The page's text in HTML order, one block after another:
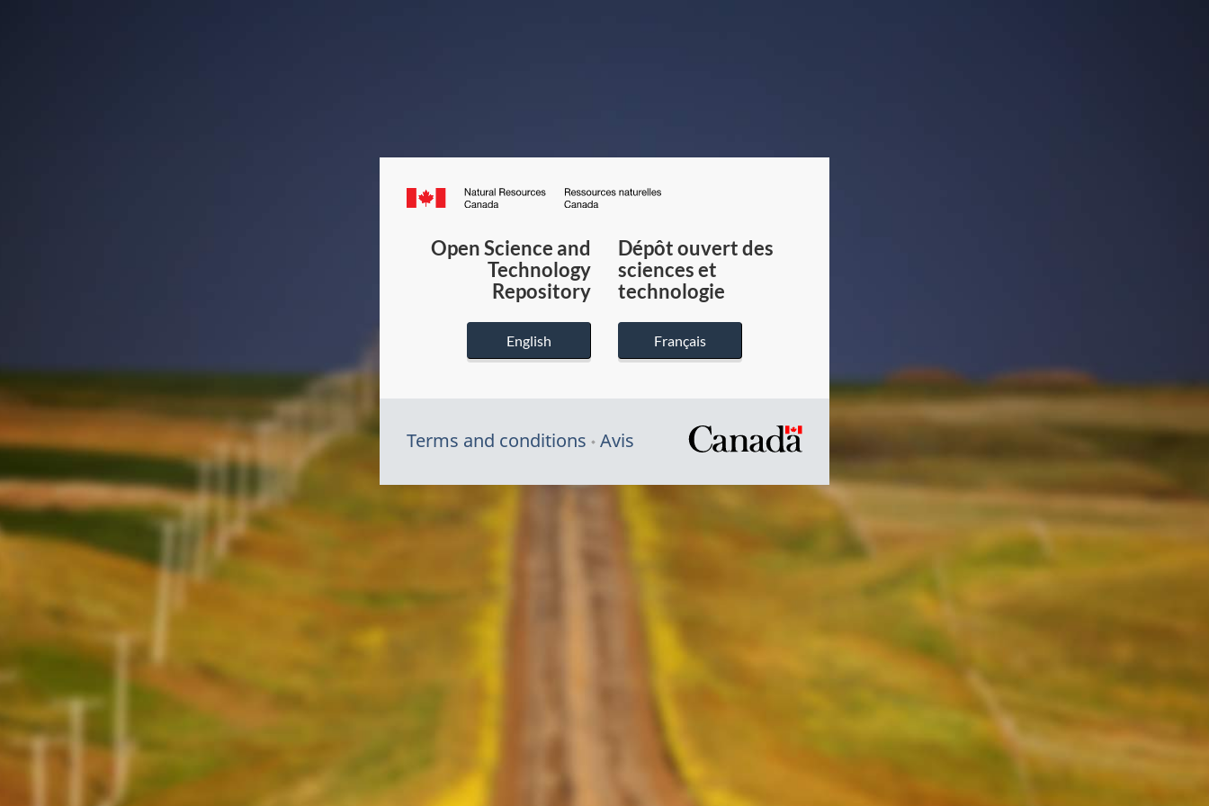
Canada.ca
du
Canada
Open Science and
Technology
Repository
English
Dépôt ouvert des
sciences et
technologie
Français
Terms and conditions Avis
/
Symbole
du
gouvernement
du